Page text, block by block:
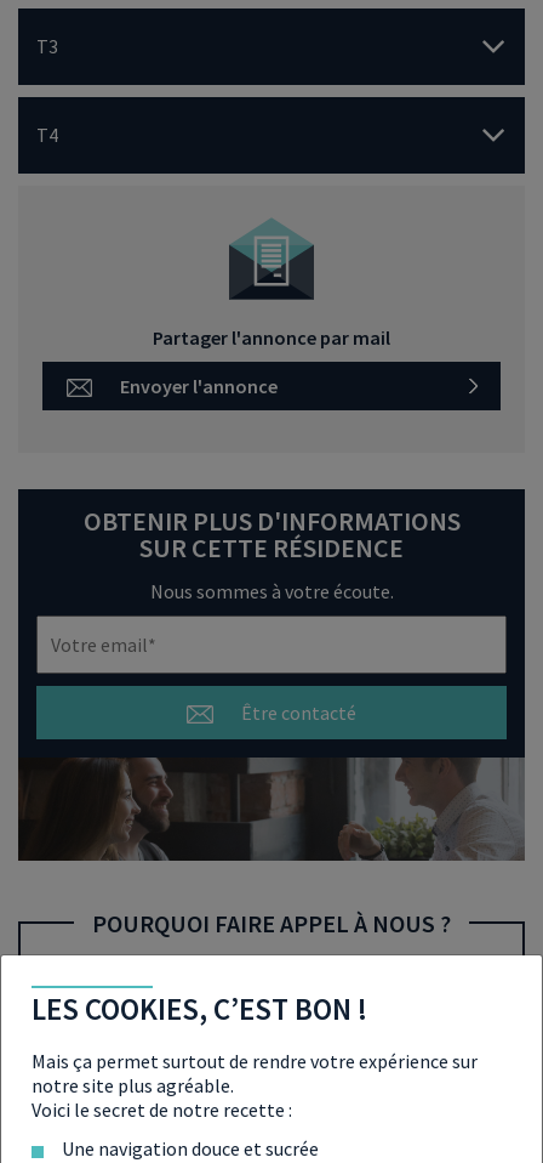
T3
T4
Partager l'annonce par mail
Envoyer l'annonce
OBTENIR PLUS D'INFORMATIONS
SUR CETTE RÉSIDENCE
Nous sommes à votre écoute.
Être contacté
POURQUOI FAIRE APPEL À NOUS ?
Des conseillers en gestion de patrimoine qui vous
accompagnent tout au long de vos projets.
Des équipes implantées localement
LES COOKIES, C’EST BON !
Mais ça permet surtout de rendre votre expérience sur
notre site plus agréable.
Voici le secret de notre recette :
Une navigation douce et sucrée